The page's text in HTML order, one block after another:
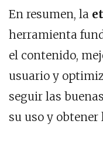
En resumen, la
herramienta
el contenido,
usuario y
seguir las
su uso y obtener